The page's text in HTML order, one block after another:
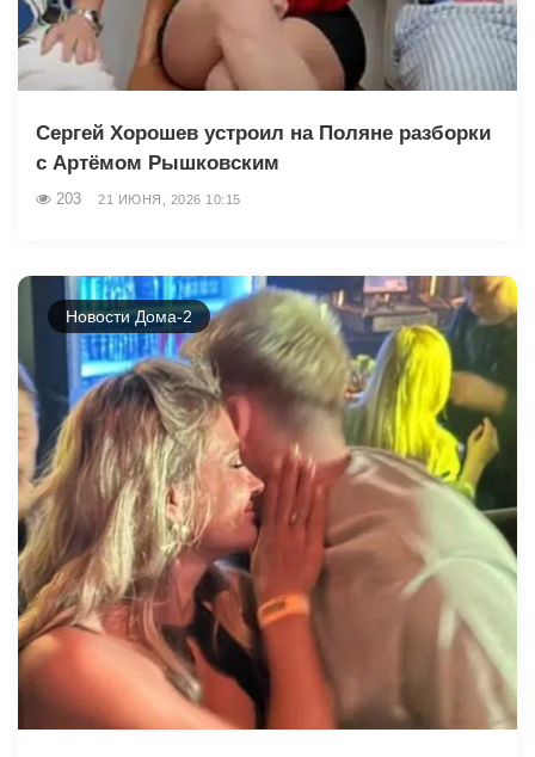
Сергей Хорошев устроил на Поляне разборки
с Артёмом Рышковским
203 21 ИЮНЯ, 2026 10:15
Новости Дома-2